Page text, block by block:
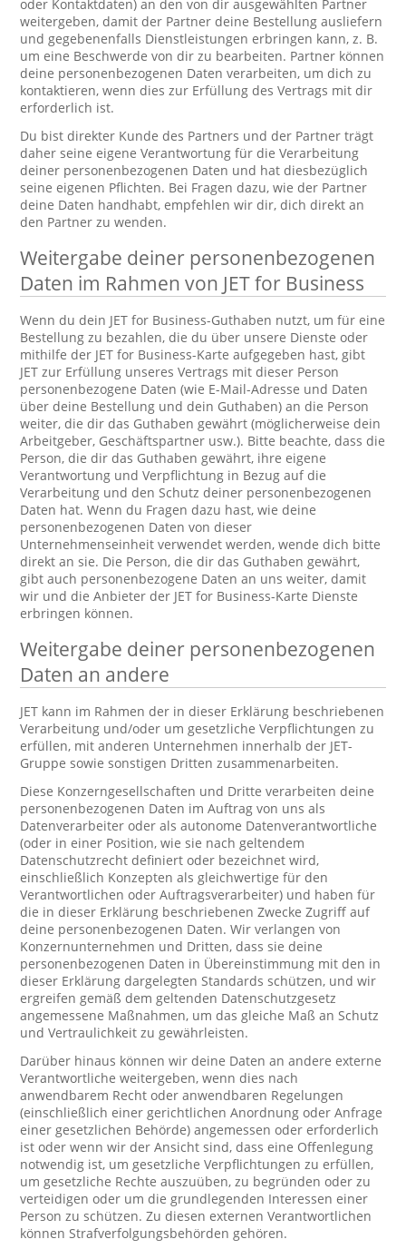
oder Kontaktdaten) an den von dir ausgewählten Partner
weitergeben, damit der Partner deine Bestellung ausliefern
und gegebenenfalls Dienstleistungen erbringen kann, z. B.
um eine Beschwerde von dir zu bearbeiten. Partner können
deine personenbezogenen Daten verarbeiten, um dich zu
kontaktieren, wenn dies zur Erfüllung des Vertrags mit dir
erforderlich ist.
Du bist direkter Kunde des Partners und der Partner trägt
daher seine eigene Verantwortung für die Verarbeitung
deiner personenbezogenen Daten und hat diesbezüglich
seine eigenen Pflichten. Bei Fragen dazu, wie der Partner
deine Daten handhabt, empfehlen wir dir, dich direkt an
den Partner zu wenden.
Weitergabe deiner personenbezogenen
Daten im Rahmen von JET for Business
Wenn du dein JET for Business-Guthaben nutzt, um für eine
Bestellung zu bezahlen, die du über unsere Dienste oder
mithilfe der JET for Business-Karte aufgegeben hast, gibt
JET zur Erfüllung unseres Vertrags mit dieser Person
personenbezogene Daten (wie E-Mail-Adresse und Daten
über deine Bestellung und dein Guthaben) an die Person
weiter, die dir das Guthaben gewährt (möglicherweise dein
Arbeitgeber, Geschäftspartner usw.). Bitte beachte, dass die
Person, die dir das Guthaben gewährt, ihre eigene
Verantwortung und Verpflichtung in Bezug auf die
Verarbeitung und den Schutz deiner personenbezogenen
Daten hat. Wenn du Fragen dazu hast, wie deine
personenbezogenen Daten von dieser
Unternehmenseinheit verwendet werden, wende dich bitte
direkt an sie. Die Person, die dir das Guthaben gewährt,
gibt auch personenbezogene Daten an uns weiter, damit
wir und die Anbieter der JET for Business-Karte Dienste
erbringen können.
Weitergabe deiner personenbezogenen
Daten an andere
JET kann im Rahmen der in dieser Erklärung beschriebenen
Verarbeitung und/oder um gesetzliche Verpflichtungen zu
erfüllen, mit anderen Unternehmen innerhalb der JET-
Gruppe sowie sonstigen Dritten zusammenarbeiten.
Diese Konzerngesellschaften und Dritte verarbeiten deine
personenbezogenen Daten im Auftrag von uns als
Datenverarbeiter oder als autonome Datenverantwortliche
(oder in einer Position, wie sie nach geltendem
Datenschutzrecht definiert oder bezeichnet wird,
einschließlich Konzepten als gleichwertige für den
Verantwortlichen oder Auftragsverarbeiter) und haben für
die in dieser Erklärung beschriebenen Zwecke Zugriff auf
deine personenbezogenen Daten. Wir verlangen von
Konzernunternehmen und Dritten, dass sie deine
personenbezogenen Daten in Übereinstimmung mit den in
dieser Erklärung dargelegten Standards schützen, und wir
ergreifen gemäß dem geltenden Datenschutzgesetz
angemessene Maßnahmen, um das gleiche Maß an Schutz
und Vertraulichkeit zu gewährleisten.
Darüber hinaus können wir deine Daten an andere externe
Verantwortliche weitergeben, wenn dies nach
anwendbarem Recht oder anwendbaren Regelungen
(einschließlich einer gerichtlichen Anordnung oder Anfrage
einer gesetzlichen Behörde) angemessen oder erforderlich
ist oder wenn wir der Ansicht sind, dass eine Offenlegung
notwendig ist, um gesetzliche Verpflichtungen zu erfüllen,
um gesetzliche Rechte auszuüben, zu begründen oder zu
verteidigen oder um die grundlegenden Interessen einer
Person zu schützen. Zu diesen externen Verantwortlichen
können Strafverfolgungsbehörden gehören.